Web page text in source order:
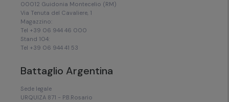
00012 Guidonia Montecelio (RM)
Via Tenuta del Cavaliere, 1
Magazzino:
Tel +39 06 944 46 000
Stand 104:
Tel +39 06 944 41 53
Battaglio Argentina
Sede legale
URQUIZA 871 - P.B.Rosario